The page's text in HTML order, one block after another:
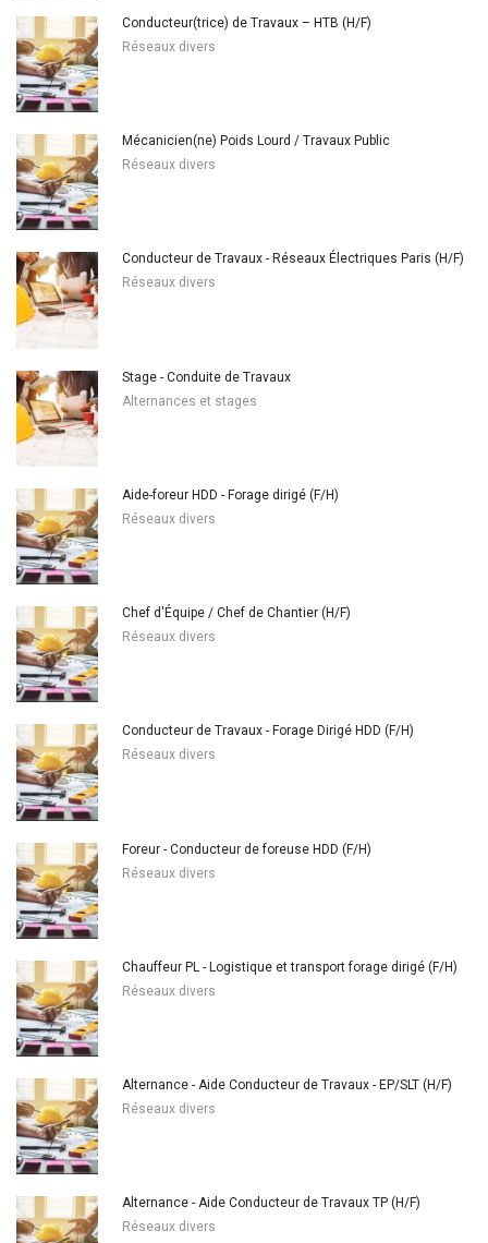
Conducteur(trice) de Travaux – HTB (H/F)
Réseaux divers
Mécanicien(ne) Poids Lourd / Travaux Public
Réseaux divers
Conducteur de Travaux - Réseaux Électriques Paris (H/F)
Réseaux divers
Stage - Conduite de Travaux
Alternances et stages
Aide-foreur HDD - Forage dirigé (F/H)
Réseaux divers
Chef d'Équipe / Chef de Chantier (H/F)
Réseaux divers
Conducteur de Travaux - Forage Dirigé HDD (F/H)
Réseaux divers
Foreur - Conducteur de foreuse HDD (F/H)
Réseaux divers
Chauffeur PL - Logistique et transport forage dirigé (F/H)
Réseaux divers
Alternance - Aide Conducteur de Travaux - EP/SLT (H/F)
Réseaux divers
Alternance - Aide Conducteur de Travaux TP (H/F)
Réseaux divers